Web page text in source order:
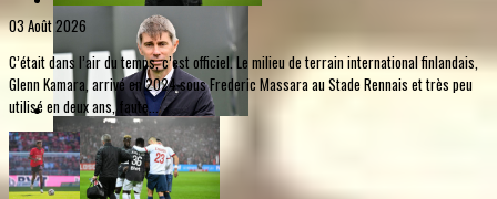
03 Août 2026
C’était dans l’air du temps, c’est officiel. Le milieu de terrain international finlandais,
Glenn Kamara, arrivé en 2024 sous Frederic Massara au Stade Rennais et très peu
utilisé en deux ans, faute...